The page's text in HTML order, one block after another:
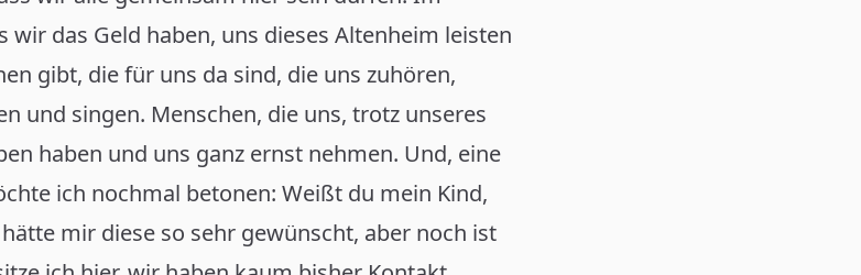
wir das Geld haben, uns dieses Altenheim leisten
gibt, die für uns da sind, die uns zuhören,
und singen. Menschen, die uns, trotz unseres
haben und uns ganz ernst nehmen. Und, eine
ich nochmal betonen: Weißt du mein Kind,
mir diese so sehr gewünscht, aber noch ist